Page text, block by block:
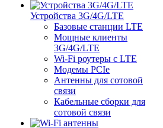
Устройства 3G/4G/LTE
Базовые станции LTE
Мощные клиенты
3G/4G/LTE
Wi-Fi роутеры с LTE
Модемы PCIe
Антенны для сотовой
связи
Кабельные сборки для
сотовой связи